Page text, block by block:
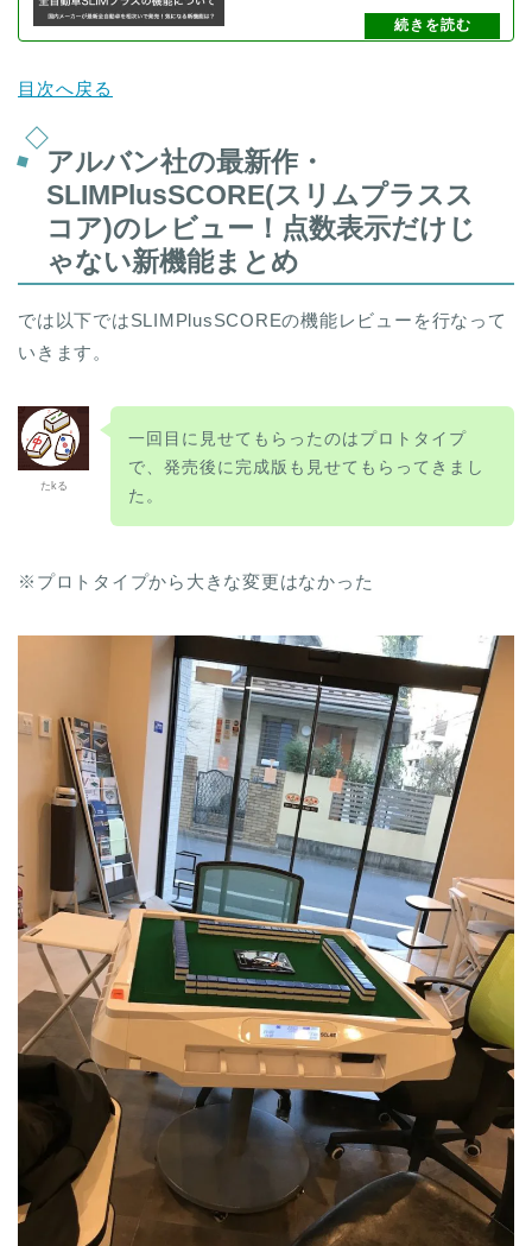
目次へ戻る
アルバン社の最新作・
SLIMPlusSCORE(スリムプラスス
コア)のレビュー！点数表示だけじ
ゃない新機能まとめ
では以下ではSLIMPlusSCOREの機能レビューを行なって
いきます。
たkる
一回目に見せてもらったのはプロトタイプ
で、発売後に完成版も見せてもらってきまし
た。
※プロトタイプから大きな変更はなかった